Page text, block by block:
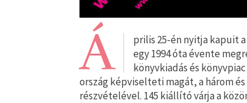
Á
prilis 25-én nyitja kapuit
egy 1994 óta évente
könyvkiadás és
ország képviselteti magát, a három
részvételével. 145 kiállító várja a